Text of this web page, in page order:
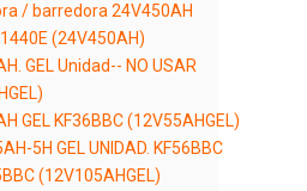
/ barredora 24V450AH
(24V450AH)
GEL Unidad-- NO USAR
GEL KF36BBC (12V55AHGEL)
5H GEL UNIDAD. KF56BBC
(12V105AHGEL)